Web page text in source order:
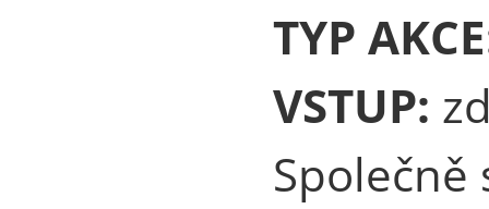
TYP
VSTUP: